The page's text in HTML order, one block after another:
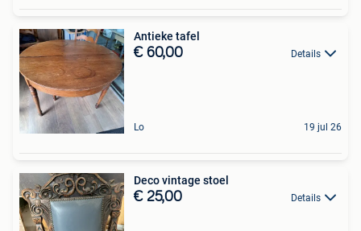
Antieke tafel
€ 60,00 Details
Lo 19 jul 26
Deco vintage stoel
€ 25,00 Details